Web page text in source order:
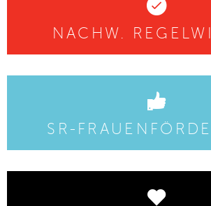
NACHW.
SR-